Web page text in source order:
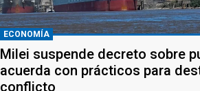
ECONOMÍA
Milei suspende decreto sobre
acuerda con prácticos para
conflicto